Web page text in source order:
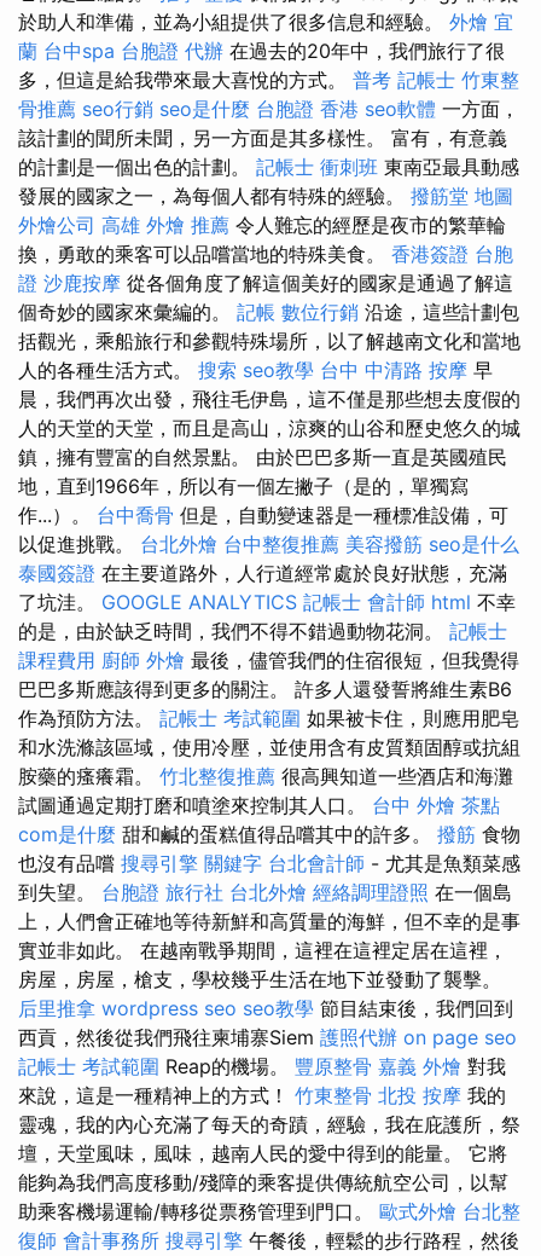
於助人和準備，並為小組提供了很多信息和經驗。 外燴 宜
蘭 台中spa 台胞證 代辦 在過去的20年中，我們旅行了很
多，但這是給我帶來最大喜悅的方式。 普考 記帳士 竹東整
骨推薦 seo行銷 seo是什麼 台胞證 香港 seo軟體 一方面，
該計劃的聞所未聞，另一方面是其多樣性。 富有，有意義
的計劃是一個出色的計劃。 記帳士 衝刺班 東南亞最具動感
發展的國家之一，為每個人都有特殊的經驗。 撥筋堂 地圖
外燴公司 高雄 外燴 推薦 令人難忘的經歷是夜市的​​繁華輪
換，勇敢的乘客可以品嚐當地的特殊美食。 香港簽證 台胞
證 沙鹿按摩 從各個角度了解這個美好的國家是通過了解這
個奇妙的國家來彙編的。 記帳 數位行銷 沿途，這些計劃包
括觀光，乘船旅行和參觀特殊場所，以了解越南文化和當地
人的各種生活方式。 搜索 seo教學 台中 中清路 按摩 早
晨，我們再次出發，飛往毛伊島，這不僅是那些想去度假的
人的天堂的天堂，而且是高山，涼爽的山谷和歷史悠久的城
鎮，擁有豐富的自然景點。 由於巴巴多斯一直是英國殖民
地，直到1966年，所以有一個左撇子（是的，單獨寫
作...）。 台中喬骨 但是，自動變速器是一種標准設備，可
以促進挑戰。 台北外燴 台中整復推薦 美容撥筋 seo是什么
泰國簽證 在主要道路外，人行道經常處於良好狀態，充滿
了坑洼。 GOOGLE ANALYTICS 記帳士 會計師 html 不幸
的是，由於缺乏時間，我們不得不錯過動物花洞。 記帳士
課程費用 廚師 外燴 最後，儘管我們的住宿很短，但我覺得
巴巴多斯應該得到更多的關注。 許多人還發誓將維生素B6
作為預防方法。 記帳士 考試範圍 如果被卡住，則應用肥皂
和水洗滌該區域，使用冷壓，並使用含有皮質類固醇或抗組
胺藥的瘙癢霜。 竹北整復推薦 很高興知道一些酒店和海灘
試圖通過定期打磨和噴塗來控制其人口。 台中 外燴 茶點
com是什麼 甜和鹹的蛋糕值得品嚐其中的許多。 撥筋 食物
也沒有品嚐 搜尋引擎 關鍵字 台北會計師 - 尤其是魚類菜感
到失望。 台胞證 旅行社 台北外燴 經絡調理證照 在一個島
上，人們會正確地等待新鮮和高質量的海鮮，但不幸的是事
實並非如此。 在越南戰爭期間，這裡在這裡定居在這裡，
房屋，房屋，槍支，學校幾乎生活在地下並發動了襲擊。
后里推拿 wordpress seo seo教學 節目結束後，我們回到
西貢，然後從我們飛往柬埔寨Siem 護照代辦 on page seo
記帳士 考試範圍 Reap的機場。 豐原整骨 嘉義 外燴 對我
來說，這是一種精神上的方式！ 竹東整骨 北投 按摩 我的
靈魂，我的內心充滿了每天的奇蹟，經驗，我在庇護所，祭
壇，天堂風味，風味，越南人民的愛中得到的能量。 它將
能夠為我們高度移動/殘障的乘客提供傳統航空公司，以幫
助乘客機場運輸/轉移從票務管理到門口。 歐式外燴 台北整
復師 會計事務所 搜尋引擎 午餐後，輕鬆的步行路程，然後